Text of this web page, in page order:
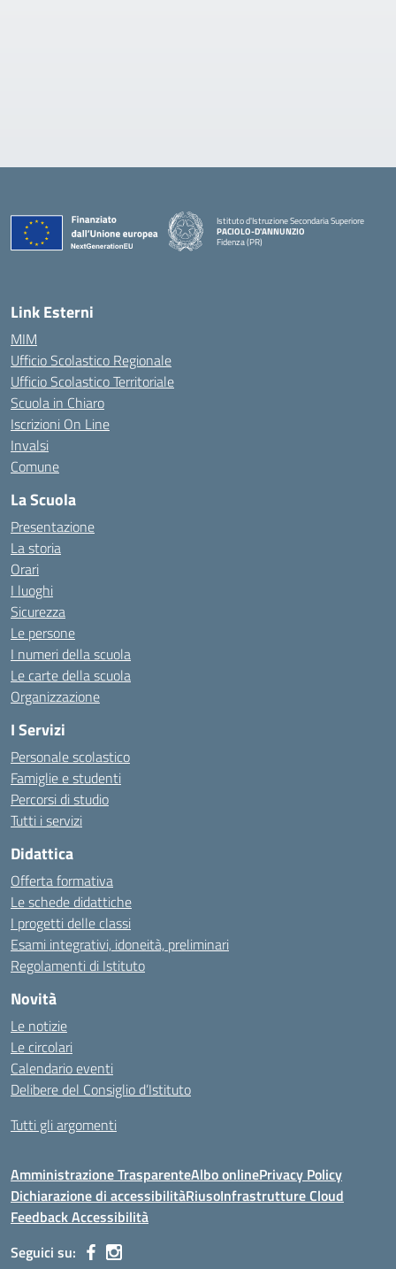
Istituto d'Istruzione Secondaria Superiore
PACIOLO-D'ANNUNZIO
Fidenza (PR)
Link Esterni
MIM
Ufficio Scolastico Regionale
Ufficio Scolastico Territoriale
Scuola in Chiaro
Iscrizioni On Line
Invalsi
Comune
La Scuola
Presentazione
La storia
Orari
I luoghi
Sicurezza
Le persone
I numeri della scuola
Le carte della scuola
Organizzazione
I Servizi
Personale scolastico
Famiglie e studenti
Percorsi di studio
Tutti i servizi
Didattica
Offerta formativa
Le schede didattiche
I progetti delle classi
Esami integrativi, idoneità, preliminari
Regolamenti di Istituto
Novità
Le notizie
Le circolari
Calendario eventi
Delibere del Consiglio d’Istituto
Tutti gli argomenti
Amministrazione TrasparenteAlbo onlinePrivacy Policy
Dichiarazione di accessibilitàRiusoInfrastrutture Cloud
Feedback Accessibilità
Seguici su: